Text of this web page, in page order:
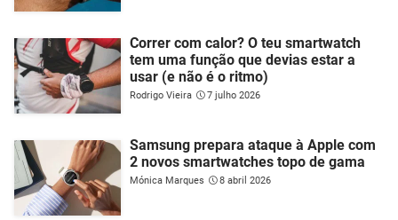
Correr com calor? O teu smartwatch
tem uma função que devias estar a
usar (e não é o ritmo)
Rodrigo Vieira 7 julho 2026
Samsung prepara ataque à Apple com
2 novos smartwatches topo de gama
Mónica Marques 8 abril 2026